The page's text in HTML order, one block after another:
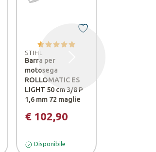
STIHL
Barra per
motosega
ROLLOMATIC ES
LIGHT 50 cm 3/8 P
1,6 mm 72 maglie
€ 102,90
Disponibile